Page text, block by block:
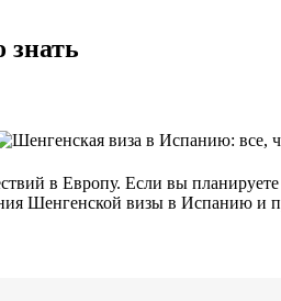
в Европу. Если вы
Шенгенской визы в Испанию и